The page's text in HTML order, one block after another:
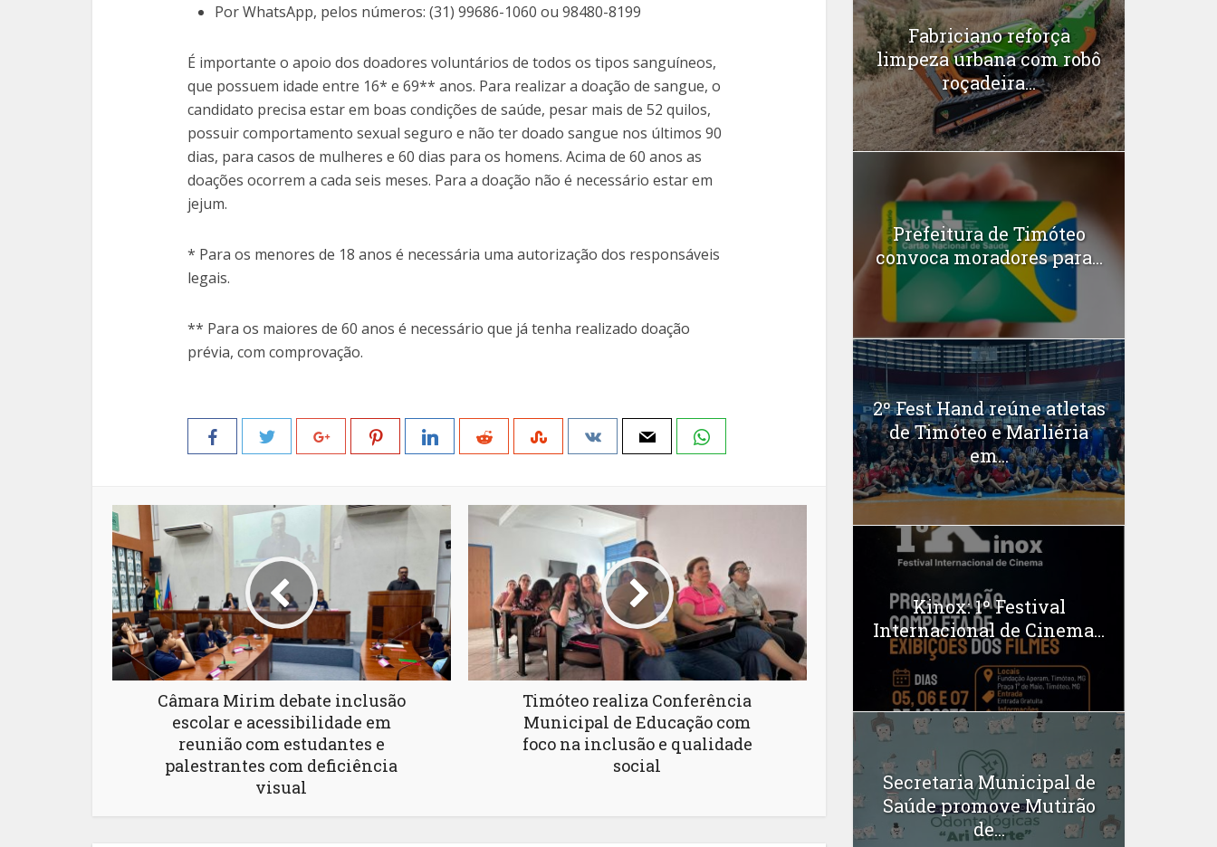
Por WhatsApp, pelos números: (31) 99686-1060 ou 98480-8199
É importante o apoio dos doadores voluntários de todos os tipos sanguíneos,
que possuem idade entre 16* e 69** anos. Para realizar a doação de sangue, o
candidato precisa estar em boas condições de saúde, pesar mais de 52 quilos,
possuir comportamento sexual seguro e não ter doado sangue nos últimos 90
dias, para casos de mulheres e 60 dias para os homens. Acima de 60 anos as
doações ocorrem a cada seis meses. Para a doação não é necessário estar em
jejum.
* Para os menores de 18 anos é necessária uma autorização dos responsáveis
legais.
** Para os maiores de 60 anos é necessário que já tenha realizado doação
prévia, com comprovação.
Câmara Mirim debate inclusão
escolar e acessibilidade em
reunião com estudantes e
palestrantes com deficiência
visual
Timóteo realiza Conferência
Municipal de Educação com
foco na inclusão e qualidade
social
Fabriciano reforça
limpeza urbana com robô
roçadeira...
Prefeitura de Timóteo
convoca moradores para...
2º Fest Hand reúne atletas
de Timóteo e Marliéria
em...
Kinox: 1º Festival
Internacional de Cinema...
Secretaria Municipal de
Saúde promove Mutirão
de...